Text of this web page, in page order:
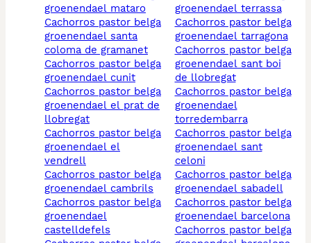
groenendael mataro
cachorros pastor belga
groenendael santa
coloma de gramanet
cachorros pastor belga
groenendael cunit
cachorros pastor belga
groenendael el prat de
llobregat
cachorros pastor belga
groenendael el
vendrell
cachorros pastor belga
groenendael cambrils
cachorros pastor belga
groenendael
castelldefels
groenendael terrassa
cachorros pastor belga
groenendael tarragona
cachorros pastor belga
groenendael sant boi
de llobregat
cachorros pastor belga
groenendael
torredembarra
cachorros pastor belga
groenendael sant
celoni
cachorros pastor belga
groenendael sabadell
cachorros pastor belga
groenendael barcelona
cachorros pastor belga